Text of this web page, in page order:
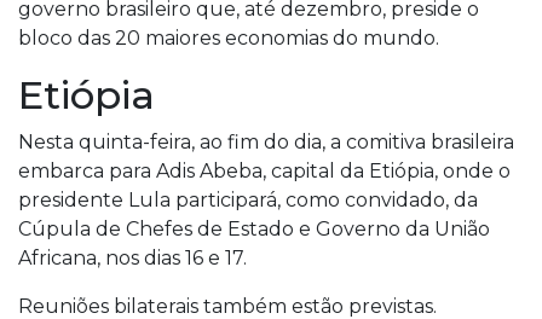
governo brasileiro que, até dezembro, preside o
bloco das 20 maiores economias do mundo.
Etiópia
Nesta quinta-feira, ao fim do dia, a comitiva brasileira
embarca para Adis Abeba, capital da Etiópia, onde o
presidente Lula participará, como convidado, da
Cúpula de Chefes de Estado e Governo da União
Africana, nos dias 16 e 17.
Reuniões bilaterais também estão previstas.